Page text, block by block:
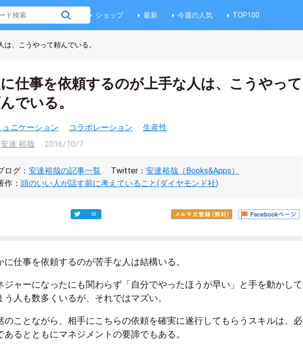
ショップ 最新 今週の人気 TOP100
、こうやって頼んでいる。
仕事を依頼するのが上手な人は、こうやって
でいる。
ュニケーション コラボレーション
生産性
安達 裕哉
2016/10/7
ログ： 安達裕哉の記事一覧 Twitter： 安達裕哉（Books&Apps）
作： 頭のいい人が話す前に考えていること(ダイヤモンド社)
30
に仕事を依頼するのが苦手な人は結構いる。
ジャーになったにも関わらず「自分でやったほうが早い」と手を動かして
う人も数多くいるが、それではマズい。
のことながら、相手にこちらの依頼を確実に遂行してもらうスキルは、必
あるとともにマネジメントの要諦でもある。